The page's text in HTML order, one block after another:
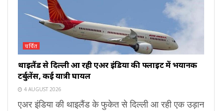
चर्चित
थाइलैंड से दिल्ली आ रही एअर इंडिया की फ्लाइट में भयानक
टर्बुलेंस, कई यात्री घायल
4 AUGUST 2026
एअर इंडिया की थाइलैंड के फुकेत से दिल्ली आ रही एक उड़ान